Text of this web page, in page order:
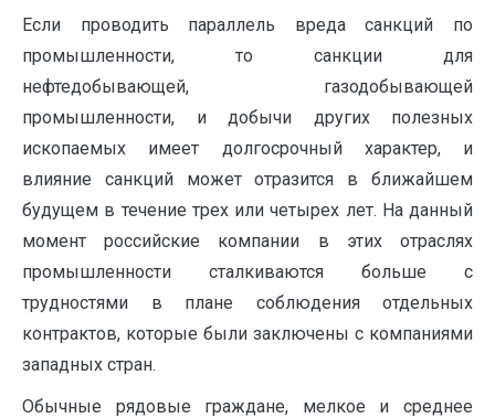
Если проводить параллель вреда санкций по
промышленности, то санк­ции для
нефтедобывающей, газодобывающей
промышленности, и добычи дру­гих полезных
ископаемых имеет долгосрочный характер, и
влияние санкций может отразится в ближайшем
будущем в течение трех или четырех лет. На данный
момент российские компании в этих отраслях
промышленности сталкиваются больше с
трудностями в плане соблюдения отдельных
контрактов, которые были заключены с компаниями
западных стран.
Обычные рядовые граждане, мелкое и среднее